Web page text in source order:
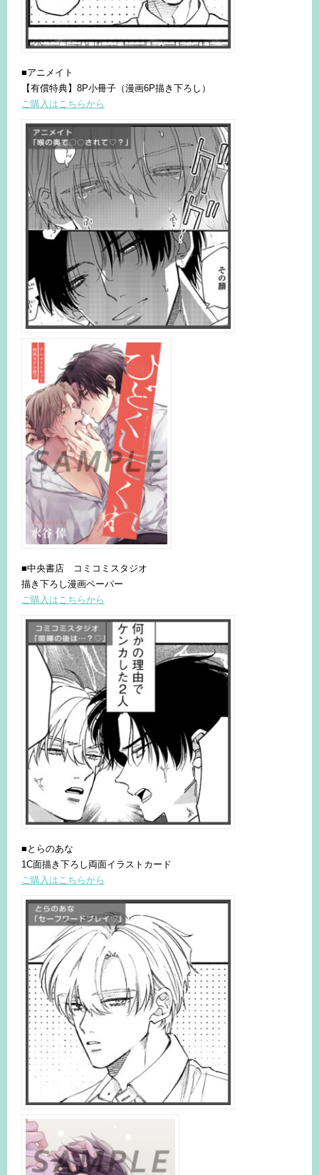
■アニメイト
【有償特典】8P小冊子（漫画6P描き下ろし）
ご購入はこちらから
■中央書店 コミコミスタジオ
描き下ろし漫画ペーパー
ご購入はこちらから
■とらのあな
1C面描き下ろし両面イラストカード
ご購入はこちらから